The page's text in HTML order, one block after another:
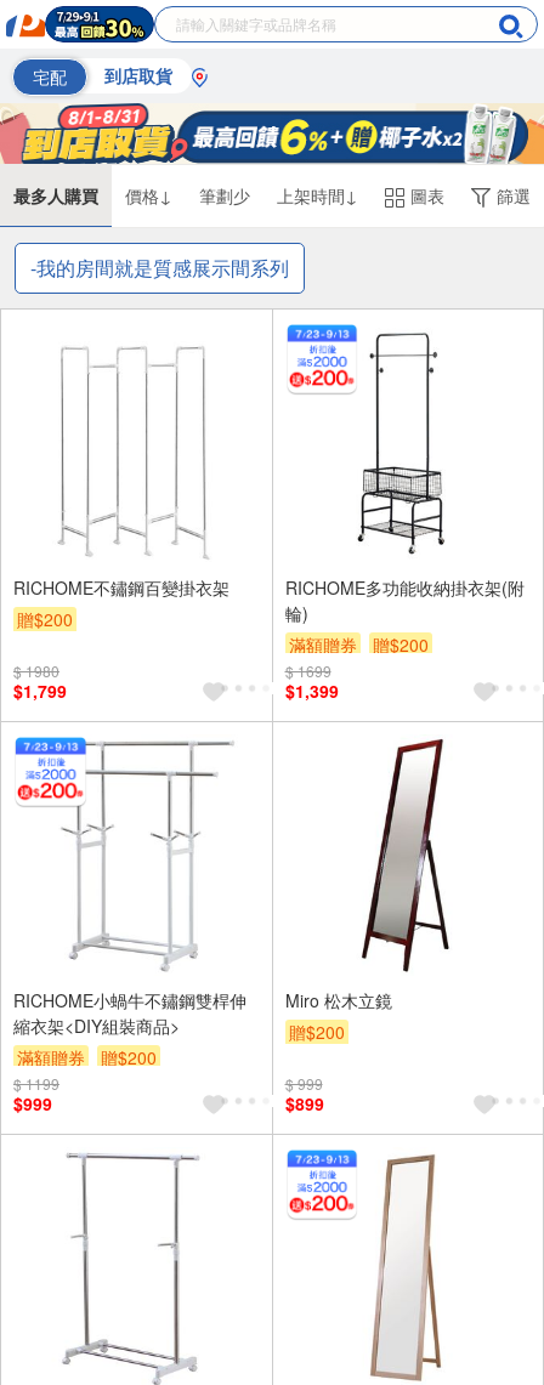
宅配 到店取貨
最多人購買 價格↓ 筆劃少 上架時間↓ 圖表 篩選
-我的房間就是質感展示間系列
RICHOME不鏽鋼百變掛衣架
贈$200
$ 1980
$1,799
RICHOME多功能收納掛衣架(附
輪)
滿額贈券
贈$200
$ 1699
$1,399
RICHOME小蝸牛不鏽鋼雙桿伸
縮衣架<DIY組裝商品>
滿額贈券
贈$200
$ 1199
$999
Miro 松木立鏡
贈$200
$ 999
$899